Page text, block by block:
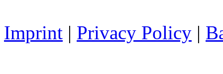
Imprint | Privacy Policy |